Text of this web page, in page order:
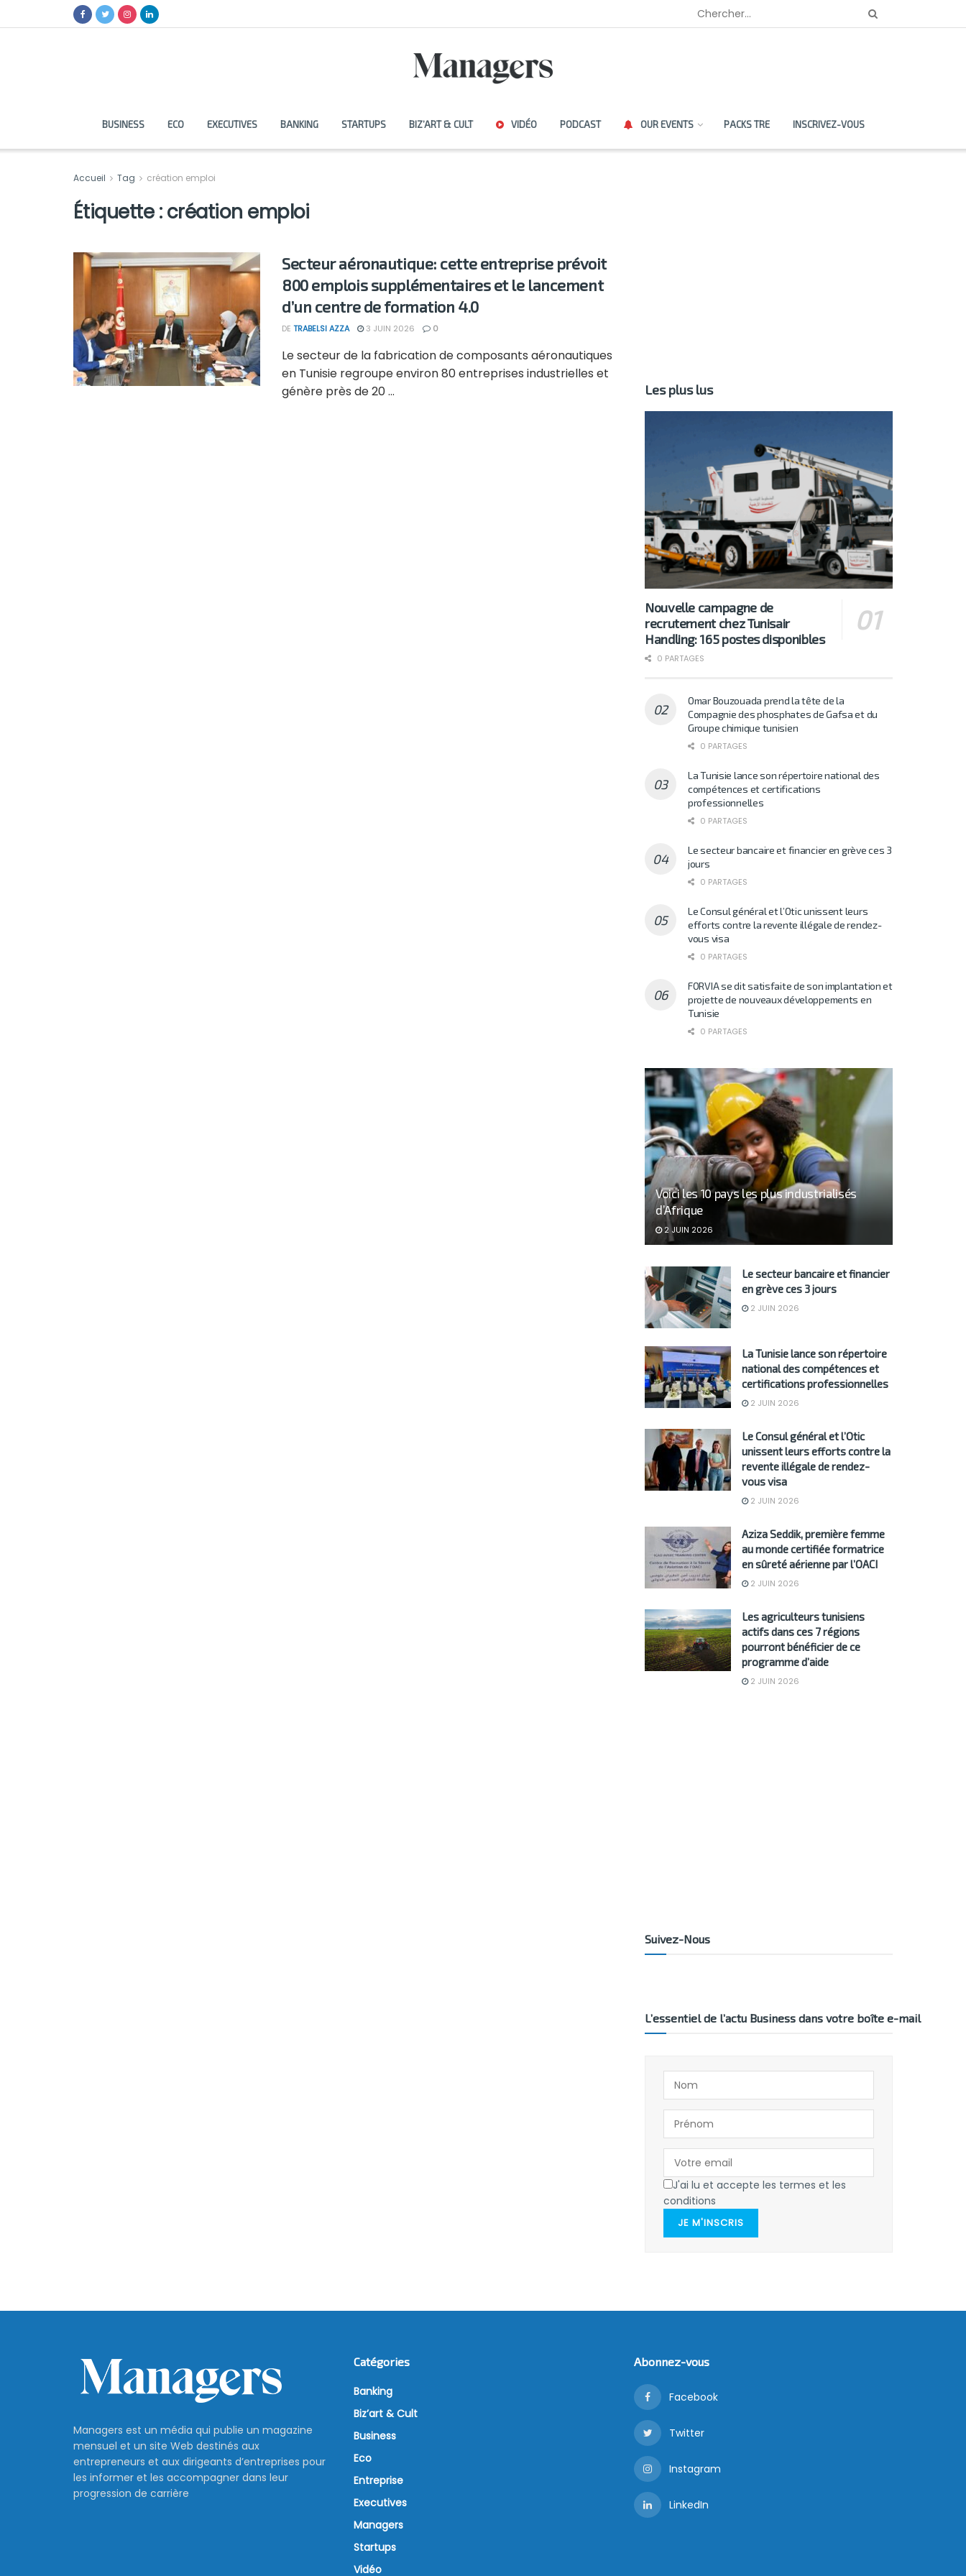
BUSINESS ECO EXECUTIVES BANKING STARTUPS BIZ’ART & CULT VIDÉO PODCAST OUR EVENTS PACKS TRE INSCRIVEZ-VOUS
Accueil Tag création emploi
Étiquette :création emploi
Secteur aéronautique: cette entreprise prévoit
800 emplois supplémentaires et le lancement
d’un centre de formation 4.0
DE TRABELSI AZZA 3 JUIN 2026 0
Le secteur de la fabrication de composants aéronautiques
en Tunisie regroupe environ 80 entreprises industrielles et
génère près de 20 ...
Les plus lus
Nouvelle campagne de
recrutement chez Tunisair
Handling: 165 postes disponibles
0 PARTAGES
Omar Bouzouada prend la tête de la
Compagnie des phosphates de Gafsa et du
Groupe chimique tunisien
0 PARTAGES
La Tunisie lance son répertoire national des
compétences et certifications
professionnelles
0 PARTAGES
Le secteur bancaire et financier en grève ces 3
jours
0 PARTAGES
Le Consul général et l’Otic unissent leurs
efforts contre la revente illégale de rendez-
vous visa
0 PARTAGES
FORVIA se dit satisfaite de son implantation et
projette de nouveaux développements en
Tunisie
0 PARTAGES
Voici les 10 pays les plus industrialisés
d’Afrique
2 JUIN 2026
Le secteur bancaire et financier
en grève ces 3 jours
2 JUIN 2026
La Tunisie lance son répertoire
national des compétences et
certifications professionnelles
2 JUIN 2026
Le Consul général et l’Otic
unissent leurs efforts contre la
revente illégale de rendez-
vous visa
2 JUIN 2026
Aziza Seddik, première femme
au monde certifiée formatrice
en sûreté aérienne par l’OACI
2 JUIN 2026
Les agriculteurs tunisiens
actifs dans ces 7 régions
pourront bénéficier de ce
programme d’aide
2 JUIN 2026
Suivez-Nous
L’essentiel de l’actu Business dans votre boîte e-mail
J'ai lu et accepte les termes et les
conditions
JE M'INSCRIS
Managers est un média qui publie un magazine
mensuel et un site Web destinés aux
entrepreneurs et aux dirigeants d’entreprises pour
les informer et les accompagner dans leur
progression de carrière
Catégories
Banking
Biz’art & Cult
Business
Eco
Entreprise
Executives
Managers
Startups
Vidéo
Abonnez-vous
Facebook
Twitter
Instagram
LinkedIn